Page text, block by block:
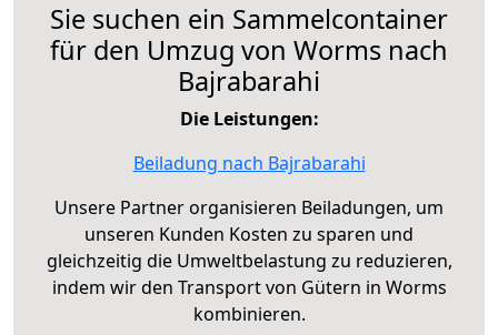
Sie suchen ein Sammelcontainer
für den Umzug von Worms nach
Bajrabarahi
Die Leistungen:
Beiladung nach Bajrabarahi
Unsere Partner organisieren Beiladungen, um
unseren Kunden Kosten zu sparen und
gleichzeitig die Umweltbelastung zu reduzieren,
indem wir den Transport von Gütern in Worms
kombinieren.